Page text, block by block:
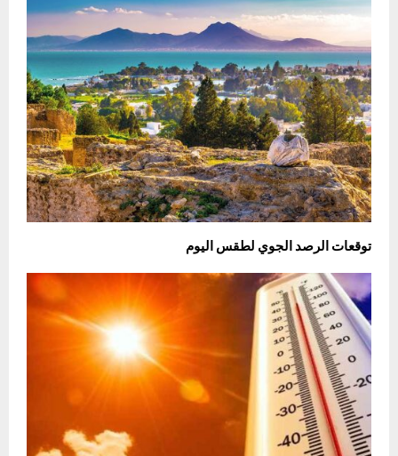
توقعات الرصد الجوي لطقس اليوم